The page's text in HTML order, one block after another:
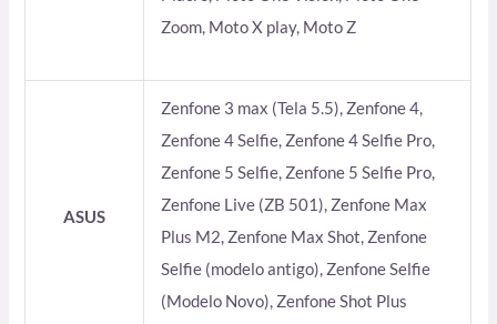
Zoom, Moto X play, Moto Z
ASUS
Zenfone 3 max (Tela 5.5), Zenfone 4,
Zenfone 4 Selfie, Zenfone 4 Selfie Pro,
Zenfone 5 Selfie, Zenfone 5 Selfie Pro,
Zenfone Live (ZB 501), Zenfone Max
Plus M2, Zenfone Max Shot, Zenfone
Selfie (modelo antigo), Zenfone Selfie
(Modelo Novo), Zenfone Shot Plus